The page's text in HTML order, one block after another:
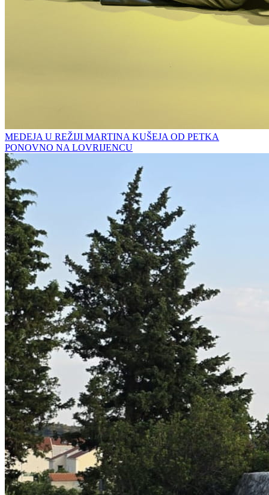
MEDEJA U REŽIJI MARTINA KUŠEJA OD PETKA
PONOVNO NA LOVRIJENCU